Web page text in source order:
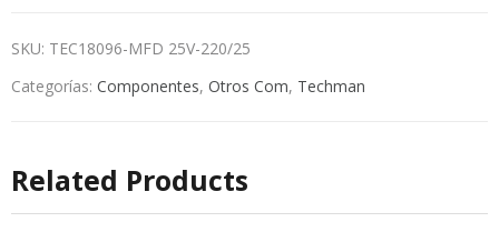
SKU: TEC18096-MFD 25V-220/25
Categorías: Componentes, Otros Com, Techman
Related Products